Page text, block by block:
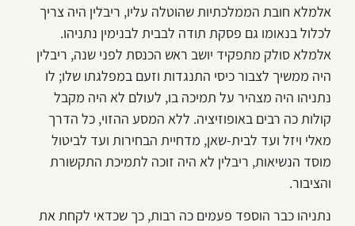
אלמלא חובת הממלכתיות שהוטלה עליו, ריבלין היה צריך
לכלול בנאומו גם פסקת תודה לבבית לבנימין נתניהו.
אלמלא סולק מתפקיד יושב ראש הכנסת לפני שנה, ריבלין
היה ממשיך לצבור כיסי התנגדות וזעם במפלגתו שלו; לו
נתניהו היה מצהיר על תמיכה בו, לעולם לא היה מקבל
קולות כה רבים באופוזיציה. ללא המסע ההזוי, כל הדרך
מאלי ויזל ועד לבית-שאן, מדחיית הבחירות ועד לביטול
מוסד הנשיאות, ריבלין לא היה זוכה לתמיכת התקשורת
והציבור.
נתניהו כבר הוספד פעמים כה רבות, כך שכדאי לקחת את